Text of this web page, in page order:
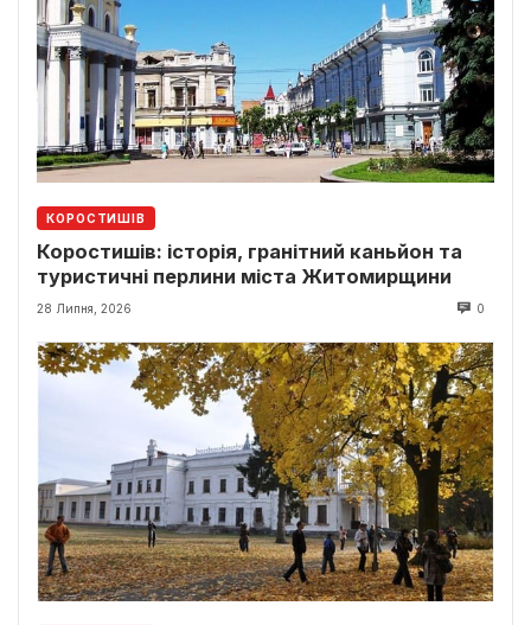
КОРОСТИШІВ
Коростишів: історія, гранітний каньйон та
туристичні перлини міста Житомирщини
28 Липня, 2026 0